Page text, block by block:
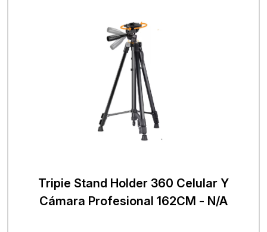
Tripie Stand Holder 360 Celular Y
Cámara Profesional 162CM - N/A